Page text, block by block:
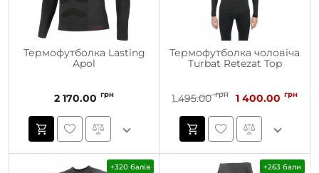
Термофутболка Lasting
Apol
2 170.00 грн
Термофутболка чоловіча
Turbat Retezat Top
1 495.00 грн 1 400.00 грн
+320 балів +263 бали